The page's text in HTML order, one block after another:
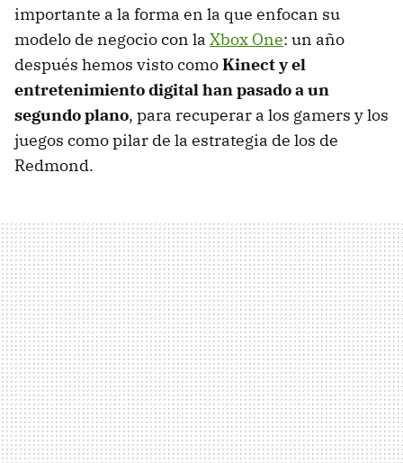
importante a la forma en la que enfocan su
modelo de negocio con la Xbox One: un año
después hemos visto comoKinect y el
entretenimiento digital han pasado a un
segundo plano, para recuperar a los gamers y los
juegos como pilar de la estrategia de los de
Redmond.